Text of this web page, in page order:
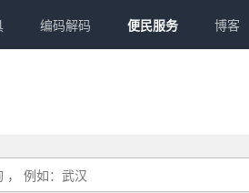
编码解码 便民服务 博客